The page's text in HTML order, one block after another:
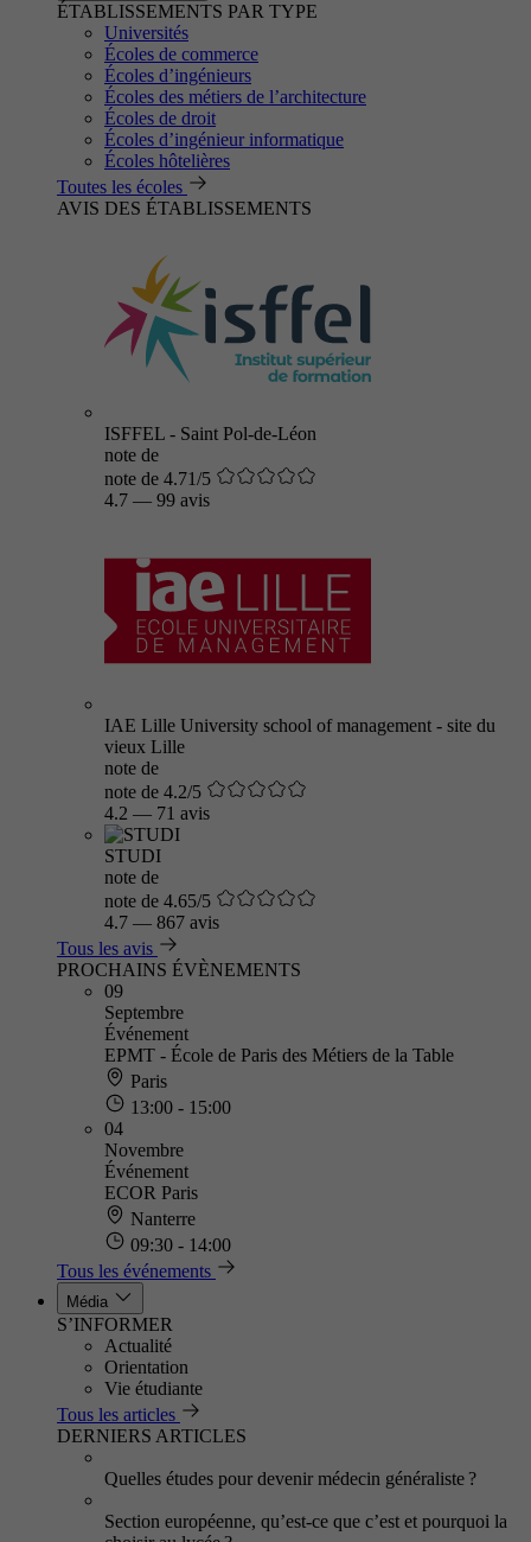
ÉTABLISSEMENTS PAR TYPE
Universités
Écoles de commerce
Écoles d’ingénieurs
Écoles des métiers de l’architecture
Écoles de droit
Écoles d’ingénieur informatique
Écoles hôtelières
Toutes les écoles
AVIS DES ÉTABLISSEMENTS
ISFFEL - Saint Pol-de-Léon
note de
note de 4.71/5
4.7 — 99 avis
IAE Lille University school of management - site du
vieux Lille
note de
note de 4.2/5
4.2 — 71 avis
STUDI
note de
note de 4.65/5
4.7 — 867 avis
Tous les avis
PROCHAINS ÉVÈNEMENTS
09
Septembre
Événement
EPMT - École de Paris des Métiers de la Table
Paris
13:00 - 15:00
04
Novembre
Événement
ECOR Paris
Nanterre
09:30 - 14:00
Tous les événements
Média
S’INFORMER
Actualité
Orientation
Vie étudiante
Tous les articles
DERNIERS ARTICLES
Quelles études pour devenir médecin généraliste ?
Section européenne, qu’est-ce que c’est et pourquoi la